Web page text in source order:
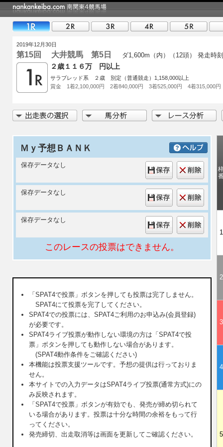
2019年12月30日
第15回 大井競馬 第5日 ダ1,600m（内）（12頭） 発走時
２歳１１６万 円以上
サラブレッド系 ２歳 別定（普通競走）1,158,000以上
賞金 1着2,100,000円 2着840,000円 3着525,000円 4着315,000円
Ｍｙ予想ＢＡＮＫ
保存データなし
保存データなし
保存データなし
このレースの投票はできません。
「SPAT4で投票」ボタンを押しても投票は完了しません。
SPAT4にて投票を完了してください。
SPAT4での投票には、SPAT4ご利用のお申込み(会員登録)
が必要です。
SPAT4ライブ投票が動作しない環境の方は「SPAT4で投
票」ボタンを押しても動作しない場合があります。
(SPAT4動作条件をご確認ください)
本機能は投票支援ツールです。予想の提供は行っておりま
せん。
本サイトでの入力データはSPAT4ライブ投票(通常方式)にの
み反映されます。
「SPAT4で投票」ボタンが有効でも、発売が締め切られて
いる場合があります。投票は十分な時間の余裕をもって行
ってください。
発売締切、出走取消等は画面を更新してご確認ください。
1
2
3
4
5